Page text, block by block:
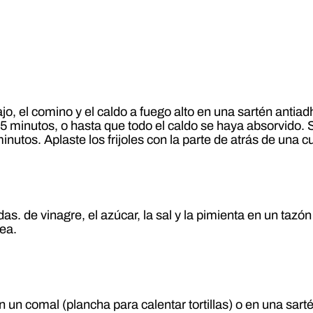
el comino y el caldo a fuego alto en una sartén
minutos, o hasta que todo el caldo se haya absorvido.
Aplaste los frijoles con la parte de atrás de una
de vinagre, el azúcar, la sal y la pimienta en un
un comal (plancha para calentar tortillas) o en una